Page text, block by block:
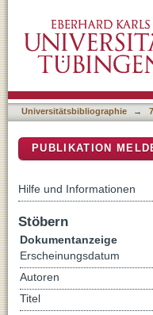
during the Late
Universitätsbibliographie →
PUBLIKATION
Hilfe und Informationen
Stöbern
Dokumentanzeige
Erscheinungsdatum
Autoren
Titel